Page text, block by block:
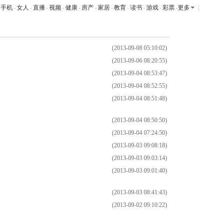
手机-女人 -直播-视频-健康- 房产-家居-教育-读书-游戏-彩票-更多
(2013-09-08 05:10:02)
(2013-09-06 08:20:55)
(2013-09-04 08:53:47)
(2013-09-04 08:52:55)
(2013-09-04 08:51:48)
(2013-09-04 08:50:50)
(2013-09-04 07:24:50)
(2013-09-03 09:08:18)
(2013-09-03 09:03:14)
(2013-09-03 09:01:40)
(2013-09-03 08:41:43)
(2013-09-02 09:10:22)